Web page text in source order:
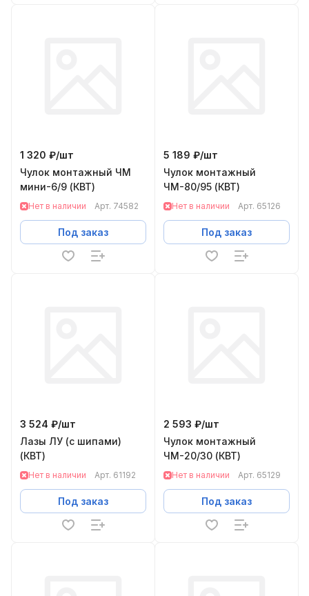
1 320 ₽/шт
Чулок монтажный ЧМ
мини-6/9 (КВТ)
Нет в наличии Арт. 74582
Под заказ
5 189 ₽/шт
Чулок монтажный
ЧМ-80/95 (КВТ)
Нет в наличии Арт. 65126
Под заказ
3 524 ₽/шт
Лазы ЛУ (с шипами)
(КВТ)
Нет в наличии Арт. 61192
Под заказ
2 593 ₽/шт
Чулок монтажный
ЧМ-20/30 (КВТ)
Нет в наличии Арт. 65129
Под заказ